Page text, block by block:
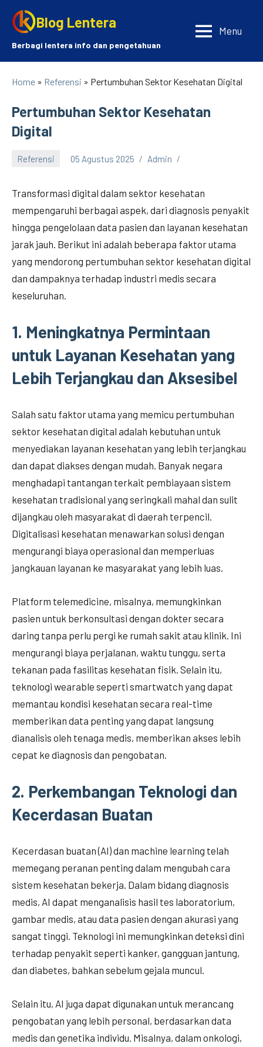
content
Blog Lentera
Berbagi lentera info dan pengetahuan
Menu
Home » Referensi » Pertumbuhan Sektor Kesehatan Digital
Pertumbuhan Sektor Kesehatan
Digital
Referensi 05 Agustus 2025 Admin
Transformasi digital dalam sektor kesehatan
mempengaruhi berbagai aspek, dari diagnosis penyakit
hingga pengelolaan data pasien dan layanan kesehatan
jarak jauh. Berikut ini adalah beberapa faktor utama
yang mendorong pertumbuhan sektor kesehatan digital
dan dampaknya terhadap industri medis secara
keseluruhan.
1. Meningkatnya Permintaan
untuk Layanan Kesehatan yang
Lebih Terjangkau dan Aksesibel
Salah satu faktor utama yang memicu pertumbuhan
sektor kesehatan digital adalah kebutuhan untuk
menyediakan layanan kesehatan yang lebih terjangkau
dan dapat diakses dengan mudah. Banyak negara
menghadapi tantangan terkait pembiayaan sistem
kesehatan tradisional yang seringkali mahal dan sulit
dijangkau oleh masyarakat di daerah terpencil.
Digitalisasi kesehatan menawarkan solusi dengan
mengurangi biaya operasional dan memperluas
jangkauan layanan ke masyarakat yang lebih luas.
Platform telemedicine, misalnya, memungkinkan
pasien untuk berkonsultasi dengan dokter secara
daring tanpa perlu pergi ke rumah sakit atau klinik. Ini
mengurangi biaya perjalanan, waktu tunggu, serta
tekanan pada fasilitas kesehatan fisik. Selain itu,
teknologi wearable seperti smartwatch yang dapat
memantau kondisi kesehatan secara real-time
memberikan data penting yang dapat langsung
dianalisis oleh tenaga medis, memberikan akses lebih
cepat ke diagnosis dan pengobatan.
2. Perkembangan Teknologi dan
Kecerdasan Buatan
Kecerdasan buatan (AI) dan machine learning telah
memegang peranan penting dalam mengubah cara
sistem kesehatan bekerja. Dalam bidang diagnosis
medis, AI dapat menganalisis hasil tes laboratorium,
gambar medis, atau data pasien dengan akurasi yang
sangat tinggi. Teknologi ini memungkinkan deteksi dini
terhadap penyakit seperti kanker, gangguan jantung,
dan diabetes, bahkan sebelum gejala muncul.
Selain itu, AI juga dapat digunakan untuk merancang
pengobatan yang lebih personal, berdasarkan data
medis dan genetika individu. Misalnya, dalam onkologi,